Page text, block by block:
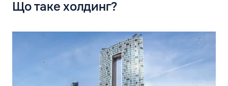
Що таке холдинг?